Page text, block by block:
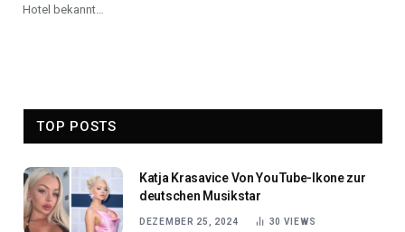
Hotel bekannt…
TOP POSTS
Katja Krasavice Von YouTube-Ikone zur
deutschen Musikstar
DEZEMBER 25, 2024 30 VIEWS